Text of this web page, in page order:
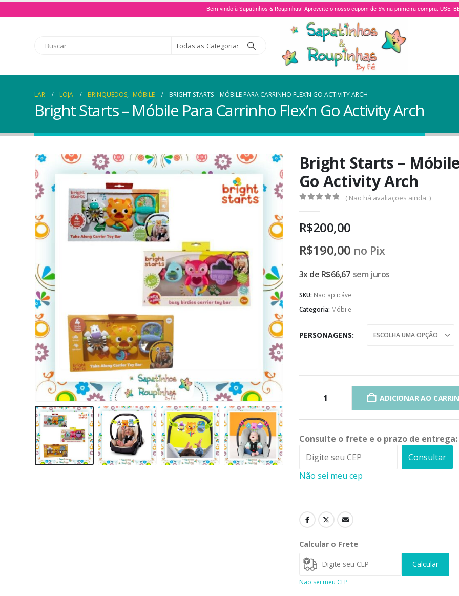
Bem vindo à Sapatinhos & Roupinhas! Aproveite o nosso cupom de 5% na primeira compra. USE:
Todas as Categorias
LAR LOJA BRINQUEDOS, MÓBILE BRIGHT STARTS – MÓBILE PARA CARRINHO FLEX’N GO ACTIVITY ARCH
Bright Starts – Móbile Para Carrinho Flex’n Go Activity Arch
Bright Starts –
Go Activity Arch
( Não há avaliações ainda. )
R$200,00
R$190,00 no Pix
3x de R$66,67 sem juros
SKU: Não aplicável
Categoria: Móbile
PERSONAGENS
ADICIONAR AO
Consulte o frete e o prazo de entrega:
Consultar
Não sei meu cep
Calcular o Frete
Calcular
Não sei meu CEP